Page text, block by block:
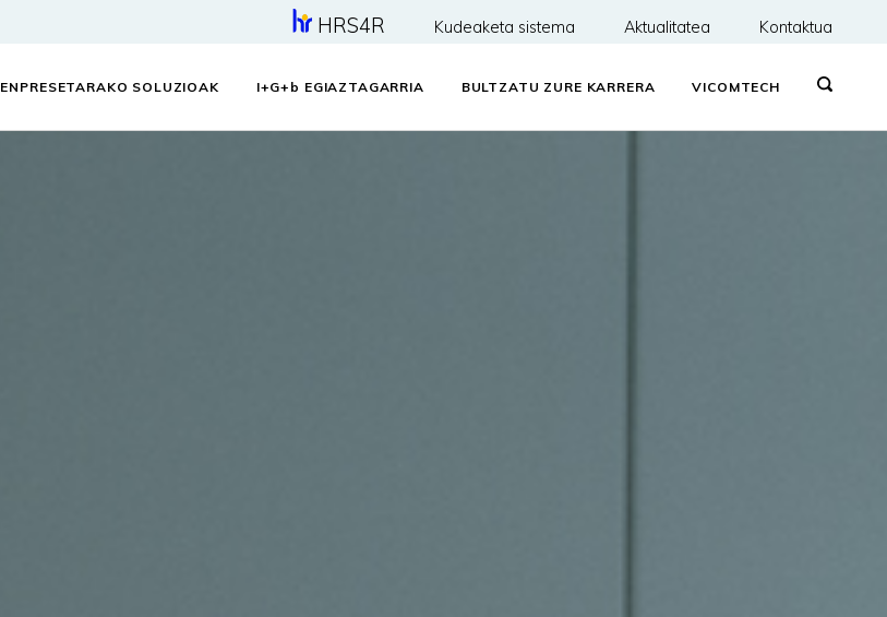
HRS4R Kudeaketa sistema Aktualitatea Kontaktua
ENPRESETARAKO SOLUZIOAK I+G+ b EGIAZTAGARRIA BULTZATU ZURE KARRERA VICOMTECH